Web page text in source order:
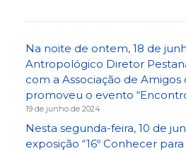
Na noite de ontem, 18 de
Antropológico Diretor
com a Associação de Amigos
promoveu o evento
19 de junho de 2024
Nesta segunda-feira, 10 de
exposição “16º Conhecer